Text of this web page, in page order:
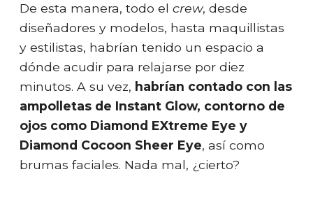
De esta manera, todo el crew, desde
diseñadores y modelos, hasta maquillistas
y estilistas, habrían tenido un espacio a
dónde acudir para relajarse por diez
minutos. A su vez, habrían contado con las
ampolletas de Instant Glow, contorno de
ojos como Diamond EXtreme Eye y
Diamond Cocoon Sheer Eye, así como
brumas faciales. Nada mal, ¿cierto?